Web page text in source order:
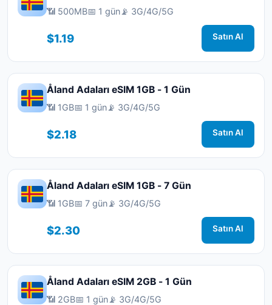
📶 500MB📅 1 gün📡 3G/4G/5G
$1.19 Satın Al
Åland Adaları eSIM 1GB - 1 Gün
📶 1GB📅 1 gün📡 3G/4G/5G
$2.18 Satın Al
Åland Adaları eSIM 1GB - 7 Gün
📶 1GB📅 7 gün📡 3G/4G/5G
$2.30 Satın Al
Åland Adaları eSIM 2GB - 1 Gün
📶 2GB📅 1 gün📡 3G/4G/5G